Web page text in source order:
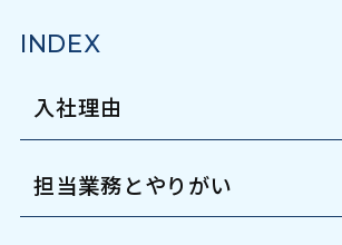
INDEX
入社理由
担当業務とやりがい